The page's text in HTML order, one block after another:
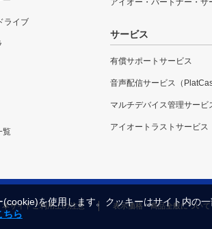
ライブ
覧
アイオー・パートナー・サ
サービス
有償サポートサービス
音声配信サービス（
マルチデバイス管理サービ
アイオートラストサービス
本サイトご利用上の注意 表示価格・商品全般について
(cookie)を使用します。クッキーはサイト内の
ちら